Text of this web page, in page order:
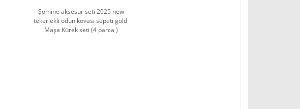
Şömine aksesur seti 2025 new
tekerlekli odun kovası sepeti gold
Maşa Kürek seti (4 parca )